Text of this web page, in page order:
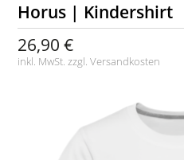
Horus | Kindershirt
26,90 €
inkl. MwSt. zzgl.Versandkosten